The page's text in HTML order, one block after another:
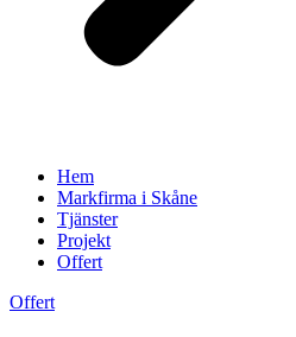
Hem
Markfirma i Skåne
Tjänster
Projekt
Offert
Offert